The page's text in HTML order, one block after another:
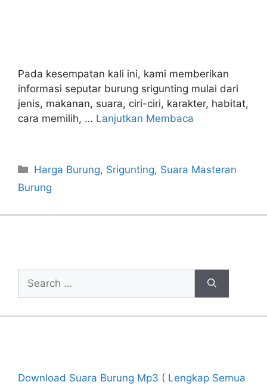
Pada kesempatan kali ini, kami memberikan
informasi seputar burung srigunting mulai dari
jenis, makanan, suara, ciri-ciri, karakter, habitat,
cara memilih, … Lanjutkan Membaca
Categories
Harga Burung, Srigunting, Suara Masteran
Burung
Search
for:
Download Suara Burung Mp3 ( Lengkap Semua